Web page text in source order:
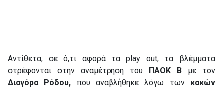
Αντίθετα, σε ό,τι αφορά τα play out, τα βλέμματα
στρέφονται στην αναμέτρηση του
ΠΑΟΚ Β με τον
Διαγόρα Ρόδου, που αναβλήθηκε λόγω των κακών